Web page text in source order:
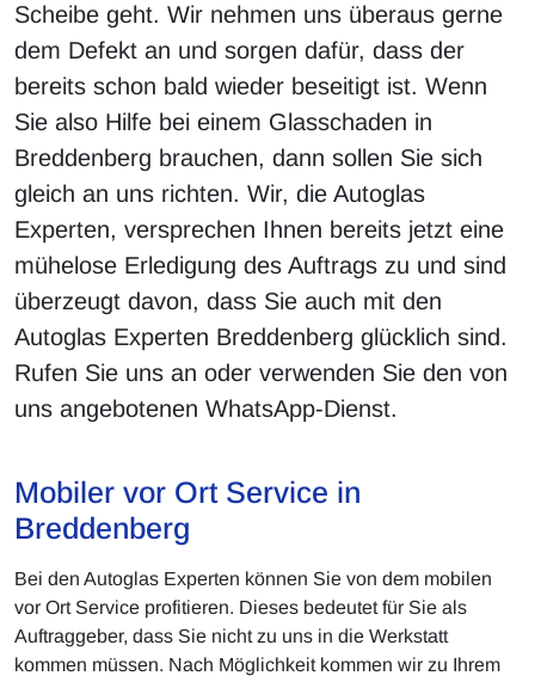
Scheibe geht. Wir nehmen uns überaus gerne
dem Defekt an und sorgen dafür, dass der
bereits schon bald wieder beseitigt ist. Wenn
Sie also Hilfe bei einem Glasschaden in
Breddenberg brauchen, dann sollen Sie sich
gleich an uns richten. Wir, die Autoglas
Experten, versprechen Ihnen bereits jetzt eine
mühelose Erledigung des Auftrags zu und sind
überzeugt davon, dass Sie auch mit den
Autoglas Experten Breddenberg glücklich sind.
Rufen Sie uns an oder verwenden Sie den von
uns angebotenen WhatsApp-Dienst.
Mobiler vor Ort Service in
Breddenberg
Bei den Autoglas Experten können Sie von dem mobilen
vor Ort Service profitieren. Dieses bedeutet für Sie als
Auftraggeber, dass Sie nicht zu uns in die Werkstatt
kommen müssen. Nach Möglichkeit kommen wir zu Ihrem